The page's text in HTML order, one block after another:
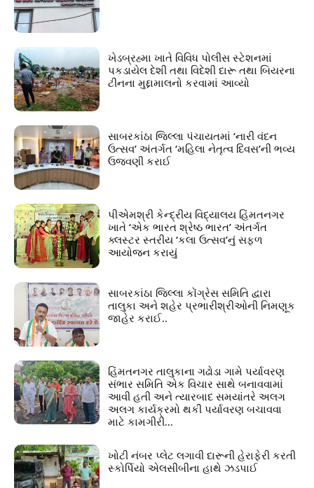
ખેડબ્રહ્મા ખાતે વિવિધ પોલીસ સ્ટેશનમાં
પકડાયેલ દેશી તથા વિદેશી દારૂ તથા બિયરના
ટીનના મુદ્દામાલનો કરવામાં આવ્યો
સાબરકાંઠા જિલ્લા પંચાયતમાં ‘નારી વંદન
ઉત્સવ’ અંતર્ગત ‘મહિલા નેતૃત્વ દિવસ’ની ભવ્ય
ઉજવણી કરાઈ
પીએમશ્રી કેન્દ્રીય વિદ્યાલય હિંમતનગર
ખાતે ‘એક ભારત શ્રેષ્ઠ ભારત’ અંતર્ગત
ક્લસ્ટર સ્તરીય ‘કલા ઉત્સવ’નું સફળ
આયોજન કરાયું
સાબરકાંઠા જિલ્લા કોંગ્રેસ સમિતિ દ્વારા
તાલુકા અને શહેર પ્રભારીશ્રીઓની નિમણૂક
જાહેર કરાઈ..
હિંમતનગર તાલુકાના ગઢોડા ગામે પર્યાવરણ
સંભાર સમિતિ એક વિચાર સાથે બનાવવામાં
આવી હતી અને ત્યારબાદ સમયાંતરે અલગ
અલગ કાર્યક્રમો થકી પર્યાવરણ બચાવવા
માટે કામગીરી...
ખોટી નંબર પ્લેટ લગાવી દારૂની હેરાફેરી કરતી
સ્કોર્પિયો એલસીબીના હાથે ઝડપાઈ